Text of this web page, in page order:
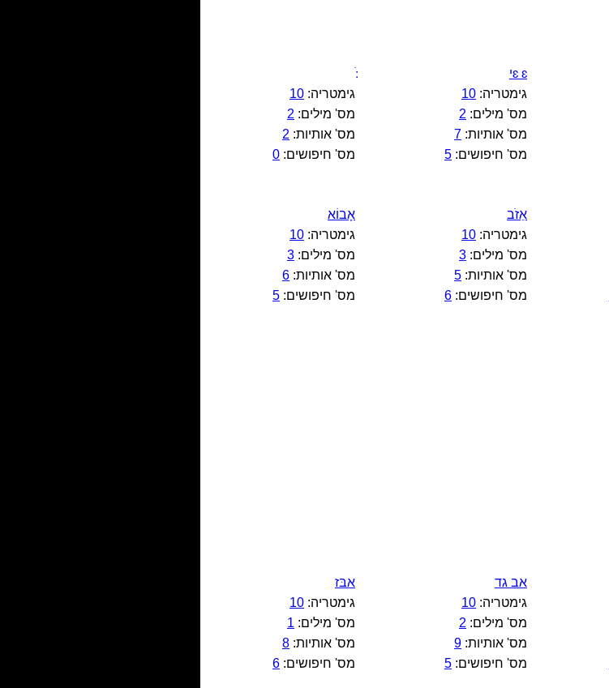
ɛ ɛי
גימטריה: 10
מס' מילים: 2
מס' אותיות: 7
מס' חיפושים: 5
גימטריה: 10
מס' מילים: 2
מס' אותיות: 2
מס' חיפושים: 0
אֵזֹב
גימטריה: 10
מס' מילים: 3
מס' אותיות: 5
מס' חיפושים: 6
אָבוֹא
גימטריה: 10
מס' מילים: 3
מס' אותיות: 6
מס' חיפושים: 5
אב גד
גימטריה: 10
מס' מילים: 2
מס' אותיות: 9
מס' חיפושים: 5
אבּז
גימטריה: 10
מס' מילים: 1
מס' אותיות: 8
מס' חיפושים: 6